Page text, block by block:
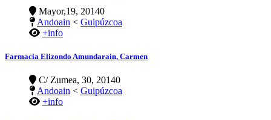
Mayor,19, 20140
Andoain < Guipúzcoa
+info
Farmacia Elizondo Amundarain, Carmen
C/ Zumea, 30, 20140
Andoain < Guipúzcoa
+info